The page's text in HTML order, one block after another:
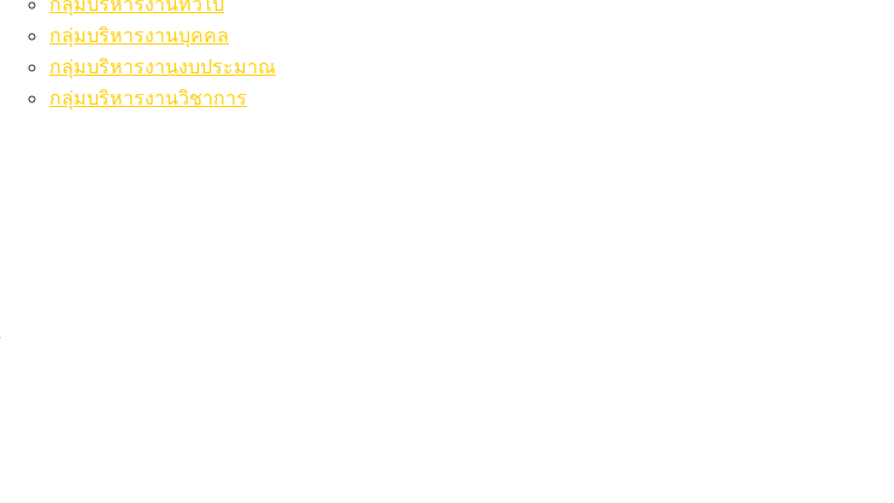
กลุ่มบริหารงานบุคคล
กลุ่มบริหารงานงบประมาณ
กลุ่มบริหารงานวิชาการ